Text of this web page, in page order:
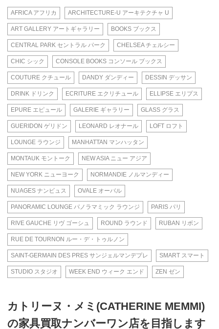
AFRICA アフリカ ARCHITECTURE-U アーキテクチャ U
ART GALLERY アートギャラリー BOOKS ブックス
CENTRAL PARK セントラル パーク CHELSEA チェルシー
CHIC シック CONSOLE BOOKS コンソール ブックス
COUTURE クチュール DANDY ダンディー DESSIN デッサン
DRINK ドリンク ECRITURE エクリチュール ELLIPSE エリプス
EPURE エピュール GALERIE ギャラリー GLASS グラス
GUERIDON ゲリドン LEONARD レオナール LOFT ロフト
LOUNGE ラウンジ MANHATTAN マンハッタン
MONTAUK モントーク NEW ASIA ニュー アジア
NEW YORK ニューヨーク NORMANDIE ノルマンディー
NUAGES ナンビュス OVALE オーバル
PANORAMIC LOUNGE パノラマミック ラウンジ PARIS パリ
RIVE GAUCHE リヴ ゴーシュ ROUND ラウンド RUBAN リボン
RUE DE TOURNON ルー・デ・トゥルノン
SAINT-GERMAIN DES PRES サンジェルマンデプレ SMART スマート
STUDIO スタジオ WEEK END ウィーク エンド ZEN ゼン
カトリーヌ・メミ(CATHERINE MEMMI)
の家具買取ナンバーワン店を目指します